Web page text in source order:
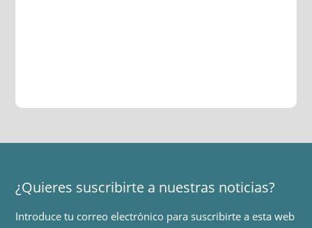
¿Quieres suscribirte a nuestras noticias?
Introduce tu correo electrónico para suscribirte a esta web